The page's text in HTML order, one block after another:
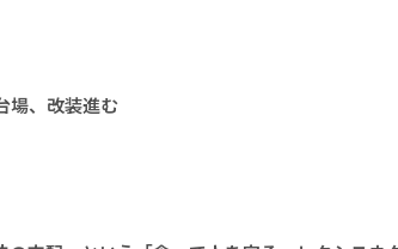
場、改装進む